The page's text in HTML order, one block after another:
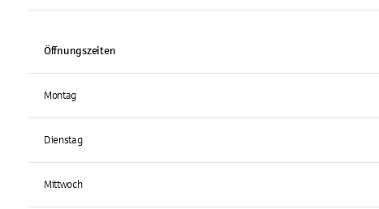
Öffnungszeiten
Montag
Dienstag
Mittwoch